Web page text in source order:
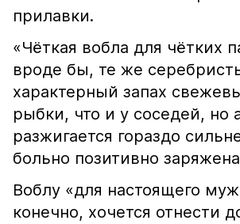
прилавки.
«Чёткая вобла для чётких
вроде бы, те же
характерный запах
рыбки, что и у соседей, но
разжигается гораздо
больно позитивно
Воблу «для настоящего
конечно, хочется отнести